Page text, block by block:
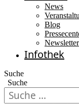
News
Blog
Newsletter
Infothek
Suche
Suche